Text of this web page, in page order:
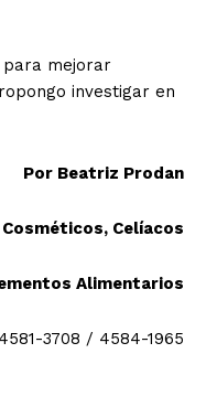
para mejorar
investigar en
Por Beatriz Prodan
Celíacos
Alimentarios
3708 / 4584-1965